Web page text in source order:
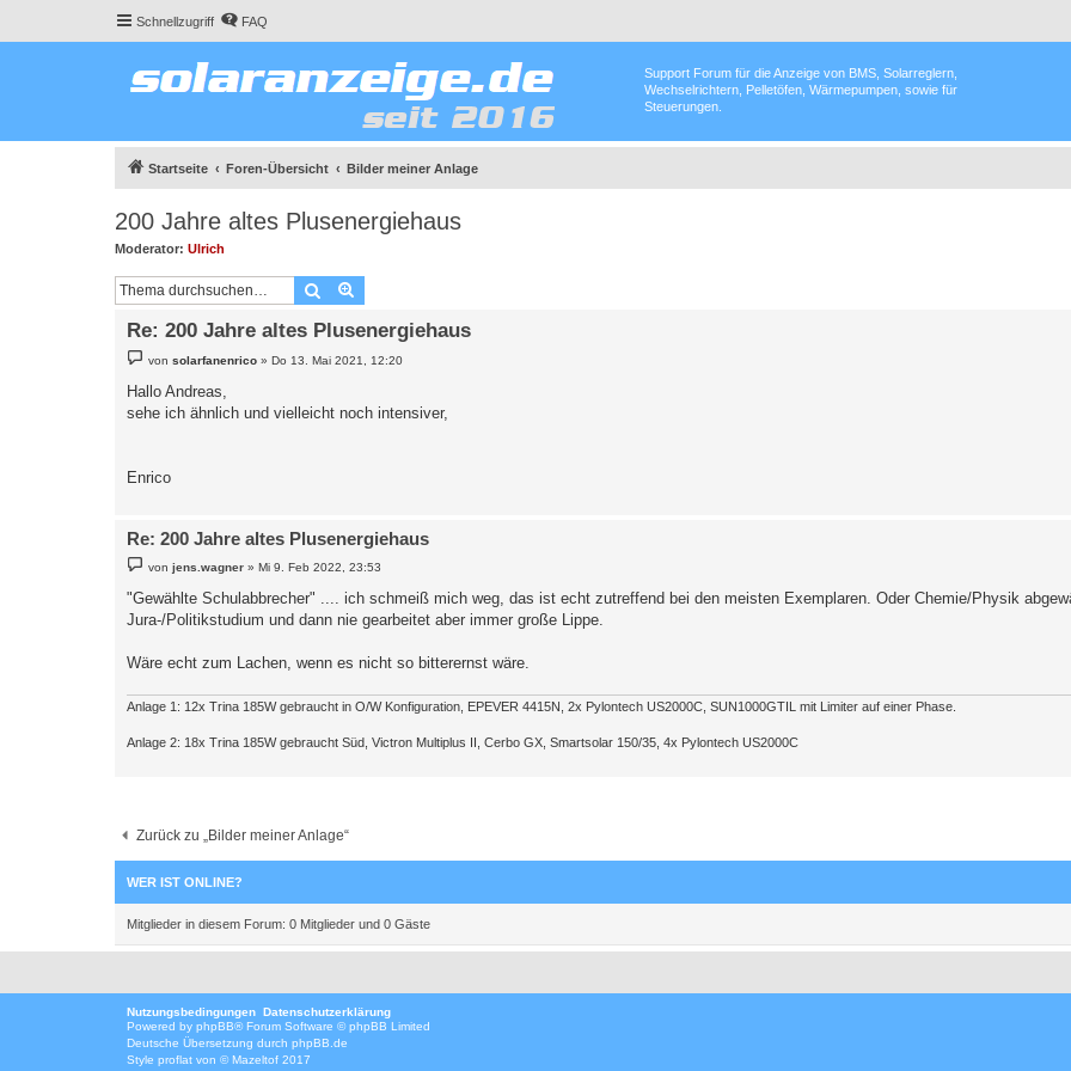
Schnellzugriff FAQ
Support Forum für die Anzeige von BMS, Solarreglern,
Wechselrichtern, Pelletöfen, Wärmepumpen, sowie für
Steuerungen.
Startseite Foren-Übersicht Bilder meiner Anlage
200 Jahre altes Plusenergiehaus
Moderator: Ulrich
Suche
Re: 200 Jahre altes Plusenergiehaus
e
i
t
r
vonsolarfanenrico »Do 13. Mai 2021, 12:20
Hallo Andreas,
sehe ich ähnlich und vielleicht noch intensiver,
Enrico
Re: 200 Jahre altes Plusenergiehaus
e
t
r
vonjens.wagner »Mi 9. Feb 2022, 23:53
"Gewählte Schulabbrecher" .... ich schmeiß mich weg, das ist echt zutreffend bei den meisten Exemplaren. Oder Chemie/Physik
Jura-/Politikstudium und dann nie gearbeitet aber immer große Lippe.
Wäre echt zum Lachen, wenn es nicht so bitterernst wäre.
Anlage 1: 12x Trina 185W gebraucht in O/W Konfiguration, EPEVER 4415N, 2x Pylontech US2000C, SUN1000GTIL mit Limiter auf einer Phase.
Anlage 2: 18x Trina 185W gebraucht Süd, Victron Multiplus II, Cerbo GX, Smartsolar 150/35, 4x Pylontech US2000C
Zurück zu „Bilder meiner Anlage“
WER IST ONLINE?
Mitglieder in diesem Forum: 0 Mitglieder und 0 Gäste
Nutzungsbedingungen Datenschutzerklärung
Powered by phpBB® Forum Software © phpBB Limited
Deutsche Übersetzung durch phpBB.de
Style proflat von ©Mazeltof 2017